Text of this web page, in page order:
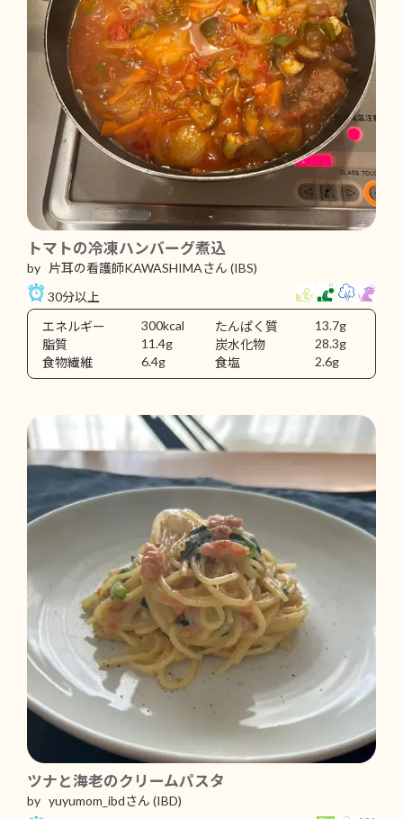
トマトの冷凍ハンバーグ煮込
by 片耳の看護師KAWASHIMAさん (IBS)
30分以上
エネルギー
300kcal たんぱく質
13.7g
脂質
11.4g 炭水化物
28.3g
食物繊維
6.4g 食塩 2.6g
ツナと海老のクリームパスタ
by yuyumom_ibdさん (IBD)